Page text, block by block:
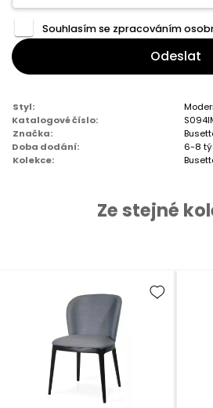
Souhlasím se zpracováním
Odeslat
Styl:
Katalogové číslo:
Značka:
Doba dodání:
6-8
Kolekce:
Ze stejné